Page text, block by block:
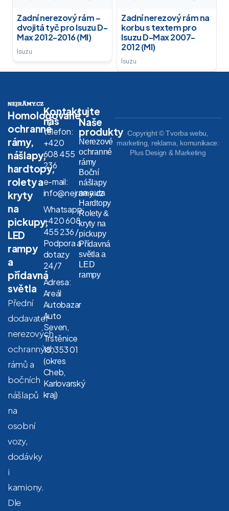
Zadní nerezový rám –
dvojitá tyč pro Isuzu D-
Max 2012-2016 (MI)
Isuzu
Zadní nerezový rám na
korbu s textem pro
Isuzu D-Max 2007-
2012 (MI)
Isuzu
Homologované
ochranné
rámy,
nášlapy,
hardtopy,
rolety a
kryty
na
pickupy,
LED
rampy
a
přídavná
světla
Přední
dodavatel
nerezových
ochranných
rámů a
bočních
nášlapů
na
osobní
vozy,
dodávky
i
kamiony.
Dle
Kontaktujte
nás
telefon:
+420
608 455
236
e-mail:
info@nejramy.cz
Whatsapp:
+420 608
455 236 /
Podpora a
dotazy
24/7
Adresa:
Areál
Autobazar
Auto
Seven,
Trstěnice
18, 353 01
(okres
Cheb,
Karlovarský
kraj)
Naše
produkty
Nerezové
ochranné
rámy
Boční
nášlapy
na auta
Hardtopy
Rolety &
kryty na
pickupy
Přídavná
světla a
LED
rampy
Copyright © Tvorba webu,
marketing, reklama, komunikace:
Plus Design & Marketing